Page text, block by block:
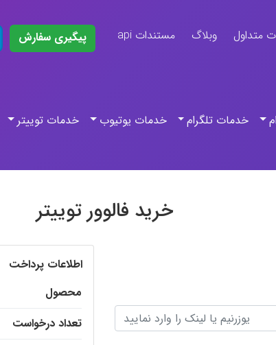
متداول وبلاگ مستندات api پیگیری سفارش
خدمات تلگرام خدمات یوتیوب خدمات توییتر
خرید فالوور توییتر
اطلاعات پرداخت
محصول
تعداد درخواست